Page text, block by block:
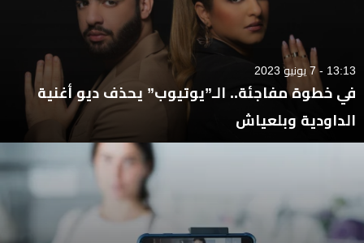
13:13 - 7 يونيو 2023
في خطوة مفاجئة.. الـ”يوتيوب” يحذف ديو أغنية
الداودية وبلعياش